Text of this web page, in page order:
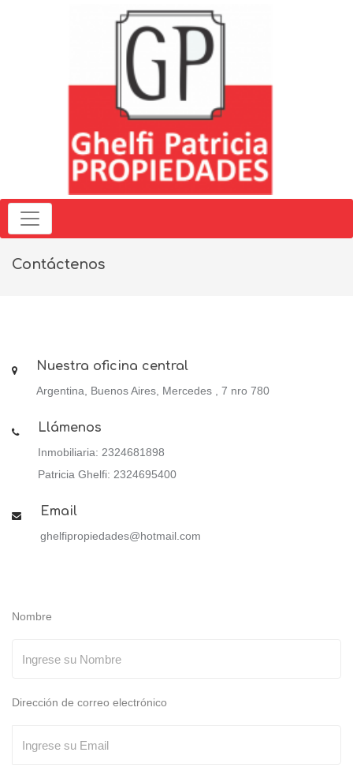
Contáctenos
Nuestra oficina central
Argentina, Buenos Aires, Mercedes , 7 nro 780
Llámenos
Inmobiliaria: 2324681898
Patricia Ghelfi: 2324695400
Email
ghelfipropiedades@hotmail.com
Nombre
Dirección de correo electrónico